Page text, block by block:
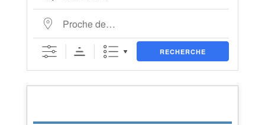
Proche de…
RECHERCHE